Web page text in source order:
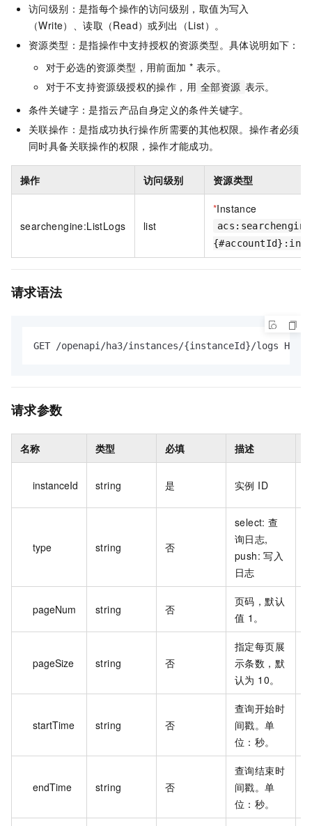
访问级别：是指每个操作的访问级别，取值为写入
（Write）、读取（Read）或列出（List）。
资源类型：是指操作中支持授权的资源类型。具体说明如下：
对于必选的资源类型，用前面加 * 表示。
对于不支持资源级授权的操作，用 全部资源 表示。
条件关键字：是指云产品自身定义的条件关键字。
关联操作：是指成功执行操作所需要的其他权限。操作者必须
同时具备关联操作的权限，操作才能成功。
操作 访问级别 资源类型
searchengine:ListLogs list
*Instance
请求语法
GET /openapi/ha3/instances/{instanceId}/logs
请求参数
名称 类型 必填 描述
instanceId string 是 实例 ID
type string 否
select: 查
询日志,
push: 写入
日志
pageNum string 否
页码，默认
值 1。
pageSize string 否
指定每页展
示条数，默
认为 10。
startTime string 否
查询开始时
间戳。单
位：秒。
endTime string 否
查询结束时
间戳。单
位：秒。